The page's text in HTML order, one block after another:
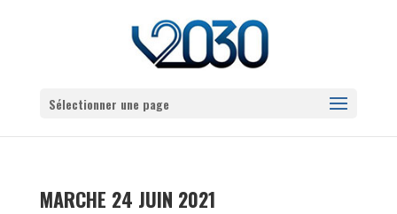
Sélectionner une page
MARCHE 24 JUIN 2021